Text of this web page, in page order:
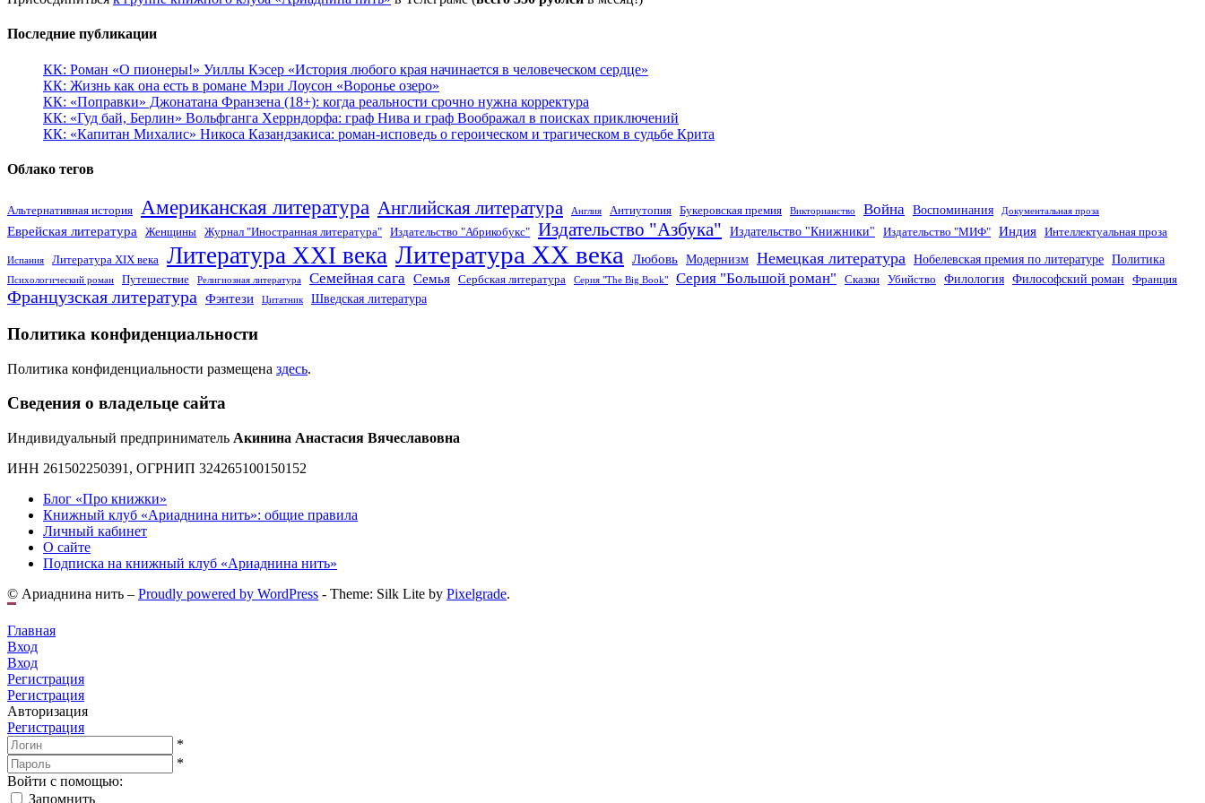
Последние публикации
КК: Роман «О пионеры!» Уиллы Кэсер «История любого края начинается в человеческом сердце»
КК: Жизнь как она есть в романе Мэри Лоусон «Воронье озеро»
КК: «Поправки» Джонатана Франзена (18+): когда реальности срочно нужна корректура
КК: «Гуд бай, Берлин» Вольфганга Херрндорфа: граф Нива и граф Воображал в поисках приключений
КК: «Капитан Михалис» Никоса Казандзакиса: роман-исповедь о героическом и трагическом в судьбе Крита
Облако тегов
Альтернативная история Американская литература Английская литература Англия Антиутопия Букеровская премия Викторианство Война Воспоминания Документальная проза
Еврейская литература Женщины Журнал "Иностранная литература" Издательство "Абрикобукс" Издательство "Азбука" Издательство "Книжники" Издательство "МИФ" Индия Интеллектуальная проза
Испания Литература XIX века Литература XXI века Литература XX века Любовь Модернизм Немецкая литература Нобелевская премия по литературе Политика
Психологический роман Путешествие Религиозная литература Семейная сага Семья Сербская литература Серия "The Big Book" Серия "Большой роман" Сказки Убийство Филология Философский роман Франция
Французская литература Фэнтези Цитатник Шведская литература
Политика конфиденциальности
Политика конфиденциальности размещена здесь.
Сведения о владельце сайта
Индивидуальный предприниматель Акинина Анастасия Вячеславовна
ИНН 261502250391, ОГРНИП 324265100150152
Блог «Про книжки»
Книжный клуб «Ариаднина нить»: общие правила
Личный кабинет
О сайте
Подписка на книжный клуб «Ариаднина нить»
© Ариаднина нить – Proudly powered by WordPress - Theme: Silk Lite by Pixelgrade.
Главная
Вход
Вход
Регистрация
Регистрация
Авторизация
Регистрация
*
*
Войти с помощью:
Запомнить